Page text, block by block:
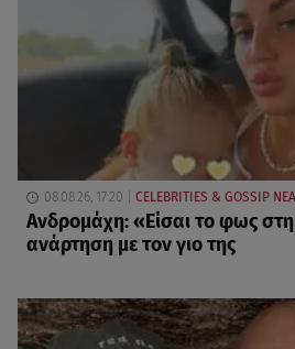
08.08.26, 17:20 CELEBRITIES & GOSSIP ΝΕΑ
Ανδρομάχη: «Είσαι το φως
ανάρτηση με τον γιο της